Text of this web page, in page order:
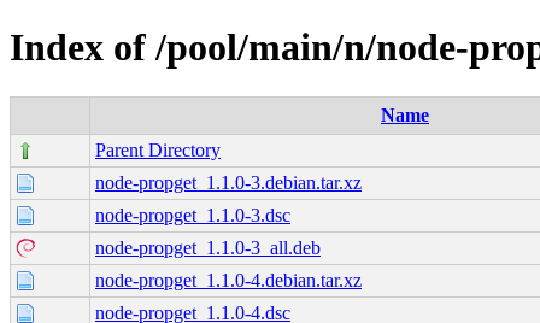
Index of /pool/main/n/node-
Name
Parent Directory
node-propget_1.1.0-3.debian.tar.xz
node-propget_1.1.0-3.dsc
node-propget_1.1.0-3_all.deb
node-propget_1.1.0-4.debian.tar.xz
node-propget_1.1.0-4.dsc